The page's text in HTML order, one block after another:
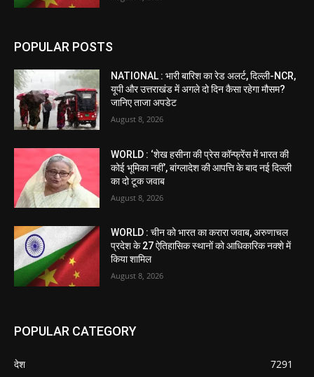
POPULAR POSTS
NATIONAL : भारी बारिश का रेड अलर्ट, दिल्ली-NCR,
यूपी और उत्तराखंड में अगले दो दिन कैसा रहेगा मौसम?
जानिए ताजा अपडेट
August 8, 2026
WORLD : ‘शेख हसीना की प्रेस कॉन्फ्रेंस में भारत की
कोई भूमिका नहीं’, बांग्लादेश की आपत्ति के बाद नई दिल्ली
का दो टूक जवाब
August 8, 2026
WORLD : चीन को भारत का करारा जवाब, अरुणाचल
प्रदेश के 27 ऐतिहासिक स्थानों को आधिकारिक नक्शे में
किया शामिल
August 8, 2026
POPULAR CATEGORY
देश
7291